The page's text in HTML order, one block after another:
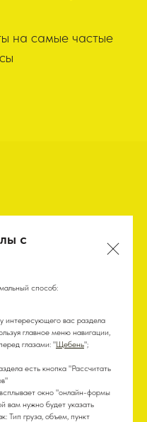
на самые частые
с
способ:
интересующего вас раздела
главное меню навигации,
глазами: "Щебень";
есть кнопка "Рассчитать
окно "онлайн-формы
вам нужно будет указать
Тип груза, объем, пункт